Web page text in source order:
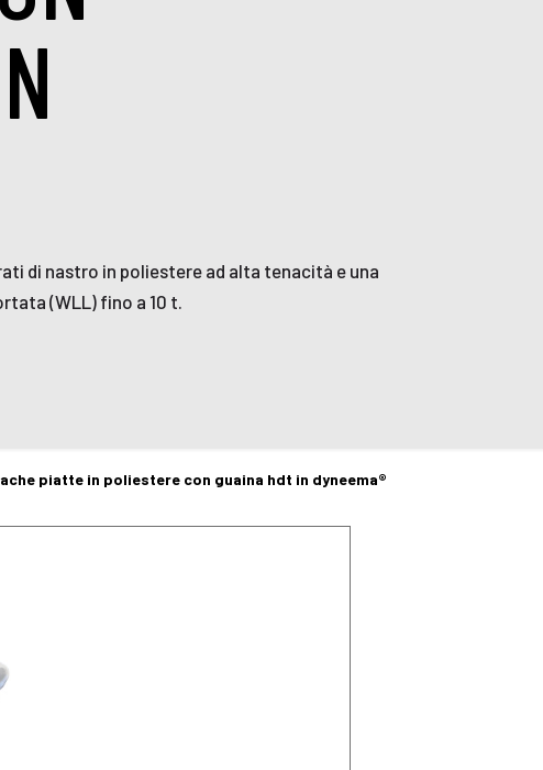
di nastro in poliestere ad alta tenacità e una
(WLL) fino a 10 t.
piatte in poliestere con guaina hdt in dyneema®